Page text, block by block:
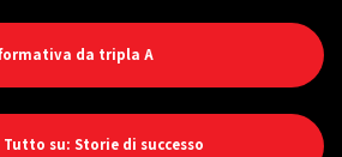
da tripla A
Tutto su: Storie di successo